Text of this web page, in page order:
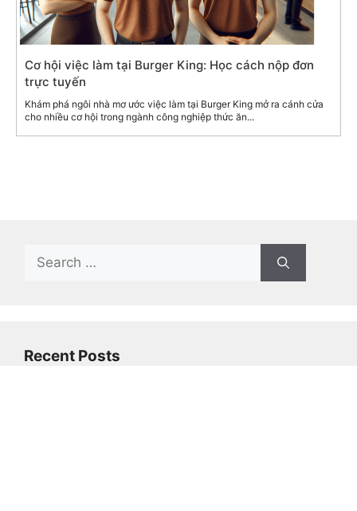
Cơ hội việc làm tại Burger King: Học cách nộp đơn
trực tuyến
Khám phá ngôi nhà mơ ước việc làm tại Burger King mở ra cánh cửa
cho nhiều cơ hội trong ngành công nghiệp thức ăn...
Search
for:
Recent Posts